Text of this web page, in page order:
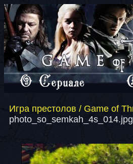
Игра престолов / Game of